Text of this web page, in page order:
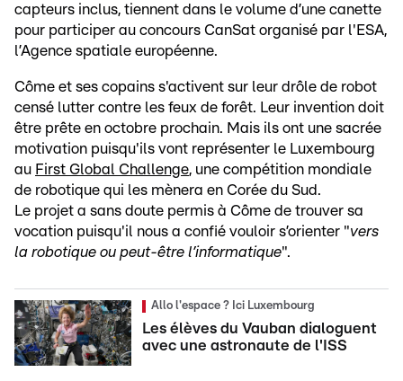
capteurs inclus, tiennent dans le volume d’une canette
pour participer au concours CanSat organisé par l'ESA,
l’Agence spatiale européenne.
Côme et ses copains s'activent sur leur drôle de robot
censé lutter contre les feux de forêt. Leur invention doit
être prête en octobre prochain. Mais ils ont une sacrée
motivation puisqu'ils vont représenter le Luxembourg
au First Global Challenge, une compétition mondiale
de robotique qui les mènera en Corée du Sud.
Le projet a sans doute permis à Côme de trouver sa
vocation puisqu'il nous a confié vouloir s’orienter "vers
la robotique ou peut-être l’informatique".
Allo l'espace ? Ici Luxembourg
Les élèves du Vauban dialoguent
avec une astronaute de l'ISS